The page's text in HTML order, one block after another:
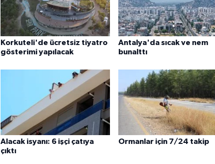
Korkuteli'de ücretsiz tiyatro
gösterimi yapılacak
Antalya'da sıcak ve nem
bunalttı
Alacak isyanı: 6 işçi çatıya
çıktı
Ormanlar için 7/24 takip